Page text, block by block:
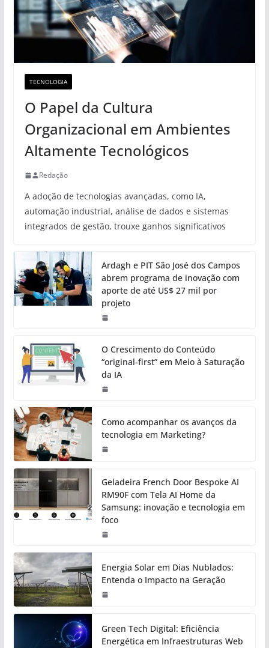
TECNOLOGIA
O Papel da Cultura
Organizacional em Ambientes
Altamente Tecnológicos
Redação
A adoção de tecnologias avançadas, como IA,
automação industrial, análise de dados e sistemas
integrados de gestão, trouxe ganhos significativos
Ardagh e PIT São José dos Campos
abrem programa de inovação com
aporte de até US$ 27 mil por
projeto
O Crescimento do Conteúdo
“original-first” em Meio à Saturação
da IA
Como acompanhar os avanços da
tecnologia em Marketing?
Geladeira French Door Bespoke AI
RM90F com Tela AI Home da
Samsung: inovação e tecnologia em
foco
Energia Solar em Dias Nublados:
Entenda o Impacto na Geração
Green Tech Digital: Eficiência
Energética em Infraestruturas Web